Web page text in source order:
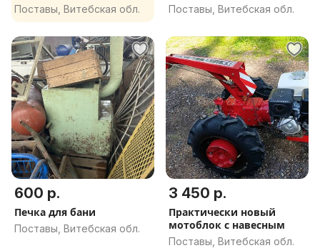
Поставы, Витебская обл. Поставы, Витебская обл.
600 р.
Печка для бани
Поставы, Витебская обл.
3 450 р.
Практически новый
мотоблок с навесным
Поставы, Витебская обл.